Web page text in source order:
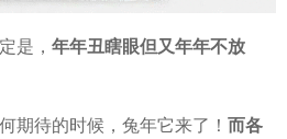
是， 年年丑瞎眼但又年年不放
期待的时候，兔年它来了！ 而各